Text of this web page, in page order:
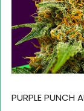
PURPLE PUNCH